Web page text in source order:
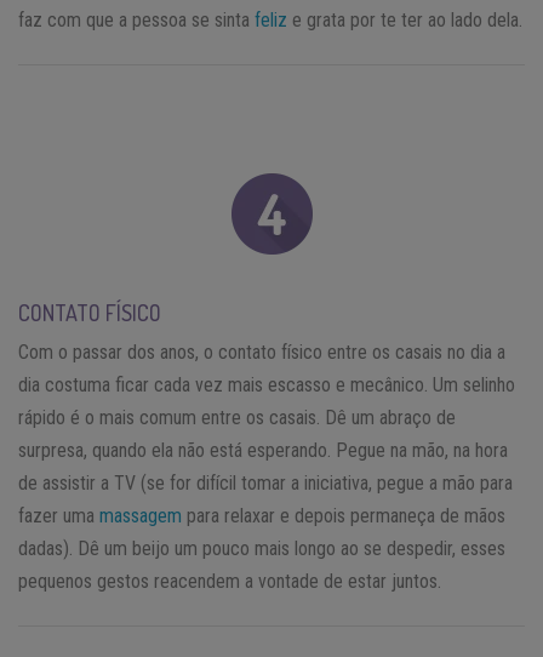
faz com que a pessoa se sinta feliz e grata por te ter ao lado dela.
CONTATO FÍSICO
Com o passar dos anos, o contato físico entre os casais no dia a
dia costuma ficar cada vez mais escasso e mecânico. Um selinho
rápido é o mais comum entre os casais. Dê um abraço de
surpresa, quando ela não está esperando. Pegue na mão, na hora
de assistir a TV (se for difícil tomar a iniciativa, pegue a mão para
fazer uma massagem para relaxar e depois permaneça de mãos
dadas). Dê um beijo um pouco mais longo ao se despedir, esses
pequenos gestos reacendem a vontade de estar juntos.